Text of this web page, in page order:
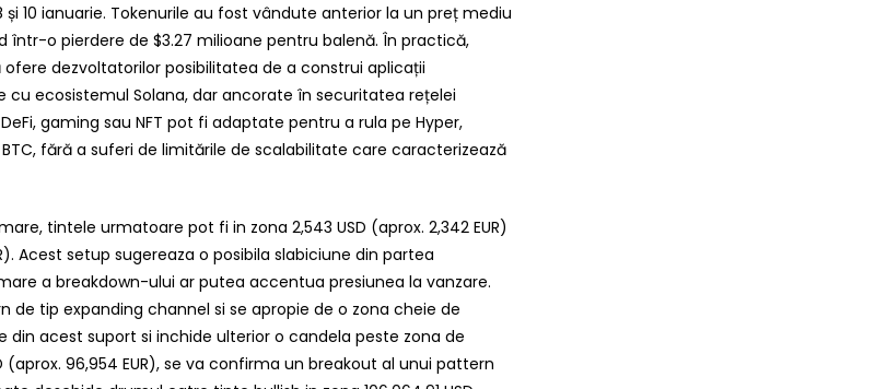
10 ianuarie. Tokenurile au fost vândute anterior la un preț mediu
într-o pierdere de $3.27 milioane pentru balenă. În practică,
ofere dezvoltatorilor posibilitatea de a construi aplicații
ecosistemul Solana, dar ancorate în securitatea rețelei
gaming sau NFT pot fi adaptate pentru a rula pe Hyper,
fără a suferi de limitările de scalabilitate care caracterizează
tintele urmatoare pot fi in zona 2,543 USD (aprox. 2,342 EUR)
Acest setup sugereaza o posibila slabiciune din partea
a breakdown-ului ar putea accentua presiunea la vanzare.
de tip expanding channel si se apropie de o zona cheie de
din acest suport si inchide ulterior o candela peste zona de
(aprox. 96,954 EUR), se va confirma un breakout al unui pattern